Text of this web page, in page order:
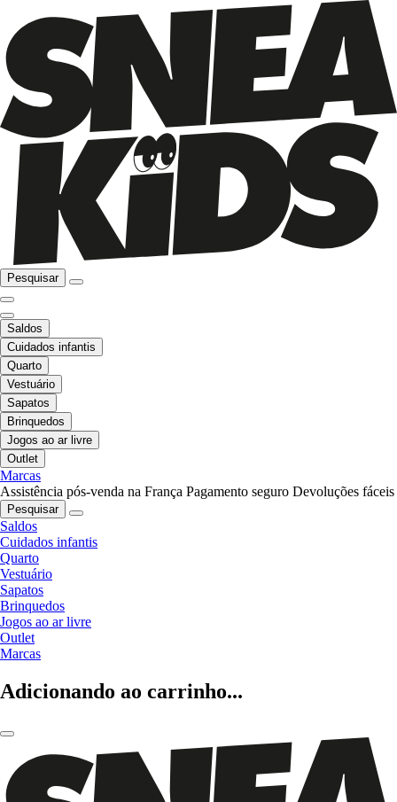
Pesquisar
Saldos
Cuidados infantis
Quarto
Vestuário
Sapatos
Brinquedos
Jogos ao ar livre
Outlet
Marcas
Assistência pós-venda na França Pagamento seguro Devoluções fáceis
Pesquisar
Saldos
Cuidados infantis
Quarto
Vestuário
Sapatos
Brinquedos
Jogos ao ar livre
Outlet
Marcas
Adicionando ao carrinho...